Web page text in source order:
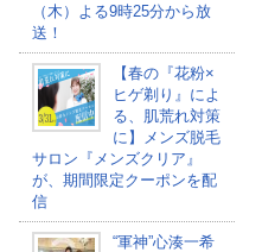
（木）よる9時25分から放
送！
【春の『花粉×
ヒゲ剃り』によ
る、肌荒れ対策
に】メンズ脱毛
サロン『メンズクリア』
が、期間限定クーポンを配
信
“軍神”心湊一希